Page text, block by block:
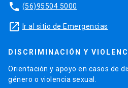
phone (56)95504 5000
launch Ir al sitio de Emergencias
DISCRIMINACIÓN Y
Orientación y apoyo en casos de
género o violencia sexual.